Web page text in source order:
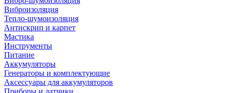
Виброизоляция
Тепло-шумоизоляция
Антискрип и карпет
Мастика
Инструменты
Питание
Аккумуляторы
Генераторы и комплектующие
Аксессуары для аккумуляторов
Приборы и датчики